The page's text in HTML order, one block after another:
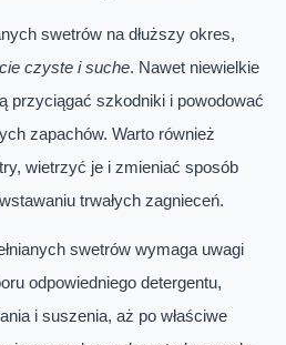
swetrów na dłuższy okres,
czyste i suche. Nawet niewielkie
przyciągać szkodniki i powodować
zapachów. Warto również
wietrzyć je i zmieniać sposób
trwałych zagnieceń.
swetrów wymaga uwagi
odpowiedniego detergentu,
i suszenia, aż po właściwe